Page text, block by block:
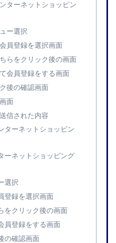
ターネットショッピン
ー選択
員登録を選択画面
らをクリック後の画面
会員登録をする画面
後の確認画面
面
信された内容
ターネットショッピン
ーネットショッピング
選択
登録を選択画面
をクリック後の画面
員登録をする画面
の確認画面